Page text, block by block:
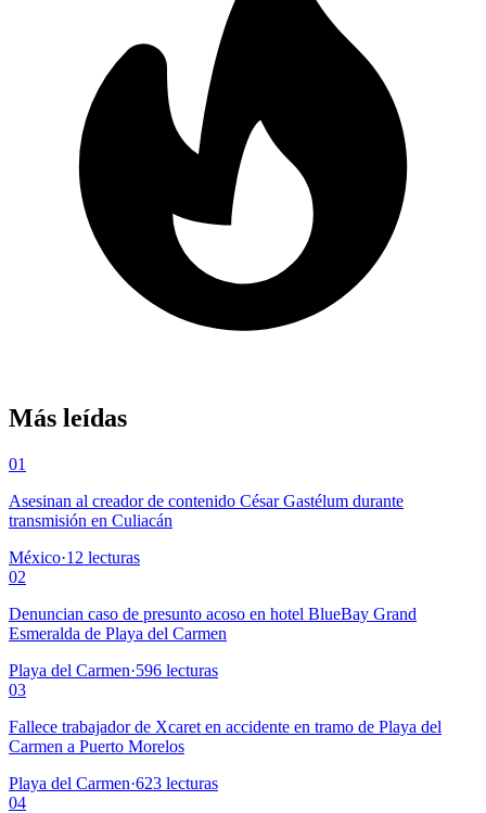
Más leídas
01
Asesinan al creador de contenido César Gastélum durante
transmisión en Culiacán
México·12 lecturas
02
Denuncian caso de presunto acoso en hotel BlueBay Grand
Esmeralda de Playa del Carmen
Playa del Carmen·596 lecturas
03
Fallece trabajador de Xcaret en accidente en tramo de Playa del
Carmen a Puerto Morelos
Playa del Carmen·623 lecturas
04